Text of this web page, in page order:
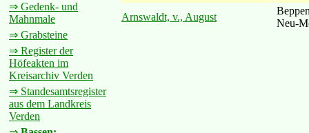
⇒ Gedenk- und
Mahnmale
⇒ Grabsteine
⇒ Register der
Höfeakten im
Kreisarchiv Verden
⇒ Standesamtsregister
aus dem Landkreis
Verden
Arnswaldt, v., August
Neu-